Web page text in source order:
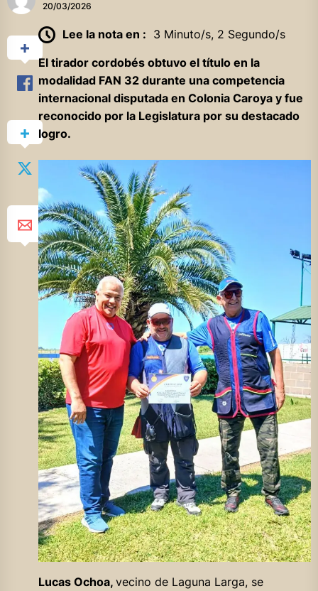
20/03/2026
Lee la nota en : 3 Minuto/s, 2 Segundo/s
El tirador cordobés obtuvo el título en la
modalidad FAN 32 durante una competencia
internacional disputada en Colonia Caroya y fue
reconocido por la Legislatura por su destacado
logro.
Lucas Ochoa, vecino de Laguna Larga, se